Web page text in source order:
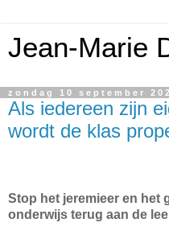
Jean-Marie
zondag 10 september
Als iedereen zijn
wordt de klas
Stop het jeremieer en het
onderwijs terug aan de